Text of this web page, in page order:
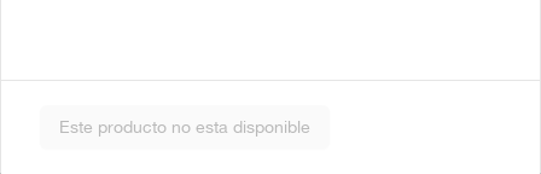
de nuestros acompañamientos y
Este producto no esta disponible